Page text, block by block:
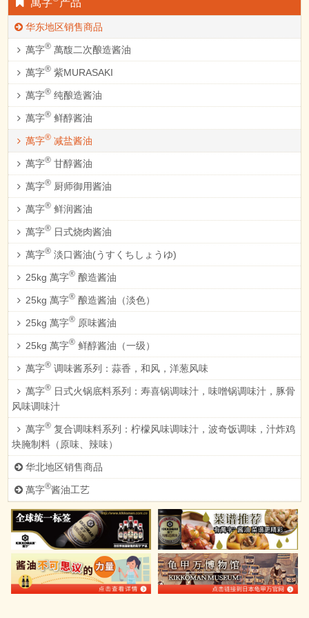
萬字 产品
华东地区销售商品
萬字® 萬馥二次酿造酱油
萬字® 紫MURASAKI
萬字® 纯酿造酱油
萬字® 鲜醇酱油
萬字® 减盐酱油
萬字® 甘醇酱油
萬字® 厨师御用酱油
萬字® 鲜润酱油
萬字® 日式烧肉酱油
萬字® 淡口酱油(うすくちしょうゆ)
25kg 萬字® 酿造酱油
25kg 萬字® 酿造酱油（淡色）
25kg 萬字® 原味酱油
25kg 萬字® 鲜醇酱油（一级）
萬字® 调味酱系列：蒜香，和风，洋葱风味
萬字® 日式火锅底料系列：寿喜锅调味汁，味噌锅调味汁，豚骨
风味调味汁
萬字® 复合调味料系列：柠檬风味调味汁，波奇饭调味，汁炸鸡
块腌制料（原味、辣味）
华北地区销售商品
萬字®酱油工艺